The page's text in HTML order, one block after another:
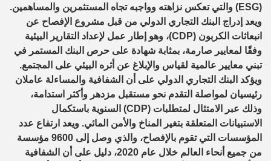
(ESG) والتي تعكس نزاهته وواجبه تجاه المستثمرين والمساهمين.
ويعد إدراج البنك التجاري الدولي من قبل مشروع الإفصاح عن
انبعاثات الكربون (CDP)، وهو إطار عمل لإعداد التقارير البيئية
وفقًا لمعايير صارمة، بمثابة شهادة على حرص البنك المستمر في
تبني معايير عالمية لقياس والإبلاغ عن أثره البيئي على المجتمع.
ويؤكد البنك التجاري الدولي على أن الشفافية والمساءلة عاملان
رئيسيان لمواصلة التقدم نحو مستقبل مزدهر وأكثر استدامة،
وذلك عبر الامتثال لمتطلبات (CDP) السنوية باستكمال
الاستبيانات المتعلقة بتغير المناخ والأمن المائي. ويعد ارتفاع عدد
المؤسسات التي تقوم بالإفصاح، والذي وصل إلى 9600 مؤسسة
من جميع أنحاء العالم خلال عام 2020، دليل على أن الشفافية